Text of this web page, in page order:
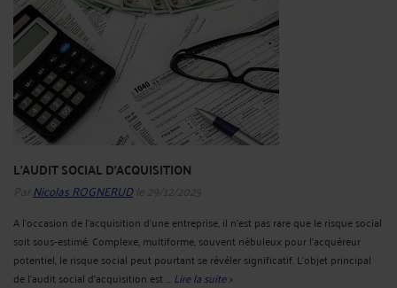
L’AUDIT SOCIAL D’ACQUISITION
Par Nicolas ROGNERUDle 29/12/2025
A l’occasion de l’acquisition d’une entreprise, il n’est pas rare que le risque social
soit sous-estimé. Complexe, multiforme, souvent nébuleux pour l’acquéreur
potentiel, le risque social peut pourtant se révéler significatif. L’objet principal
de l’audit social d’acquisition est ... Lire la suite >